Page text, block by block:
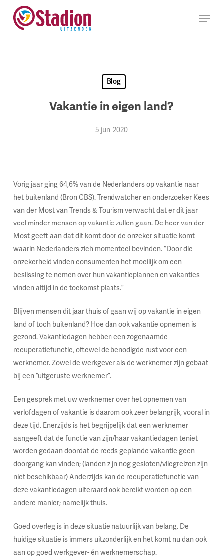
naar
hoofdinhoud
Menu
Blog
Vakantie in eigen land?
5 juni 2020
Vorig jaar ging 64,6% van de Nederlanders op vakantie naar
het buitenland (Bron CBS). Trendwatcher en onderzoeker Kees
van der Most van Trends & Tourism verwacht dat er dit jaar
veel minder mensen op vakantie zullen gaan. De heer van der
Most geeft aan dat dit komt door de onzeker situatie komt
waarin Nederlanders zich momenteel bevinden. “Door die
onzekerheid vinden consumenten het moeilijk om een
beslissing te nemen over hun vakantieplannen en vakanties
vinden altijd in de toekomst plaats.”
Blijven mensen dit jaar thuis of gaan wij op vakantie in eigen
land of toch buitenland? Hoe dan ook vakantie opnemen is
gezond. Vakantiedagen hebben een zogenaamde
recuperatiefunctie, oftewel de benodigde rust voor een
werknemer. Zowel de werkgever als de werknemer zijn gebaat
bij een “uitgeruste werknemer”.
Een gesprek met uw werknemer over het opnemen van
verlofdagen of vakantie is daarom ook zeer belangrijk, vooral in
deze tijd. Enerzijds is het begrijpelijk dat een werknemer
aangeeft dat de functie van zijn/haar vakantiedagen teniet
worden gedaan doordat de reeds geplande vakantie geen
doorgang kan vinden; (landen zijn nog gesloten/vliegreizen zijn
niet beschikbaar) Anderzijds kan de recuperatiefunctie van
deze vakantiedagen uiteraard ook bereikt worden op een
andere manier; namelijk thuis.
Goed overleg is in deze situatie natuurlijk van belang. De
huidige situatie is immers uitzonderlijk en het komt nu dan ook
aan op goed werkgever- én werknemerschap.